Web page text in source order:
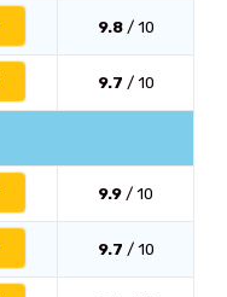
9.8/ 10
9.7 / 10
9.9 / 10
9.7 / 10